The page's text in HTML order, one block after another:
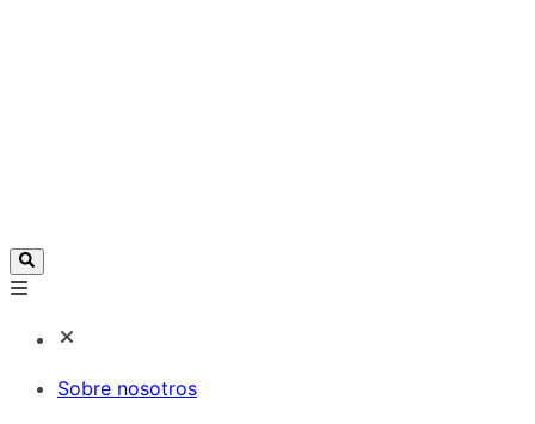
Sobre nosotros